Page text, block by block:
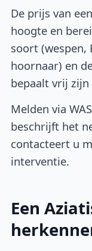
De prijs van
hoogte en
soort (wespen,
hoornaar) en
bepaalt vrij
Melden via
beschrijft het
contacteert u
interventie.
Een